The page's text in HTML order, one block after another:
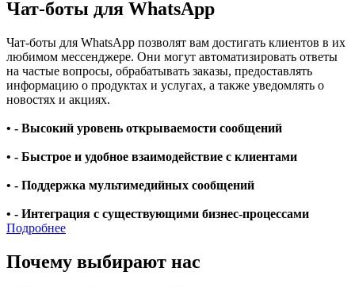
Чат-боты для WhatsApp
Чат-боты для WhatsApp позволят вам достигать клиентов в их
любимом мессенджере. Они могут автоматизировать ответы
на частые вопросы, обрабатывать заказы, предоставлять
информацию о продуктах и услугах, а также уведомлять о
новостях и акциях.
• - Высокий уровень открываемости сообщений
• - Быстрое и удобное взаимодействие с клиентами
• - Поддержка мультимедийных сообщений
• - Интеграция с существующими бизнес-процессами
Подробнее
Почему выбирают нас